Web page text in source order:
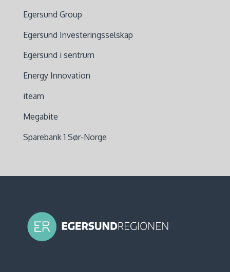
Egersund Group
Egersund Investeringsselskap
Egersund i sentrum
Energy Innovation
iteam
Megabite
Sparebank 1 Sør-Norge